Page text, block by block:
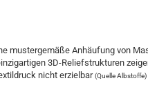
mustergemäße Anhäufung von
3D-Reliefstrukturen
nicht erzielbar(Quelle Albstoffe)